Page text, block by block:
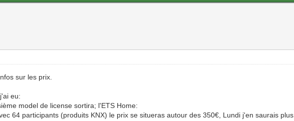
sur les prix.
eu:
model de license sortira; l'ETS Home:
64 participants (produits KNX) le prix se situeras autour des 350€, Lundi j'en saurais plus.